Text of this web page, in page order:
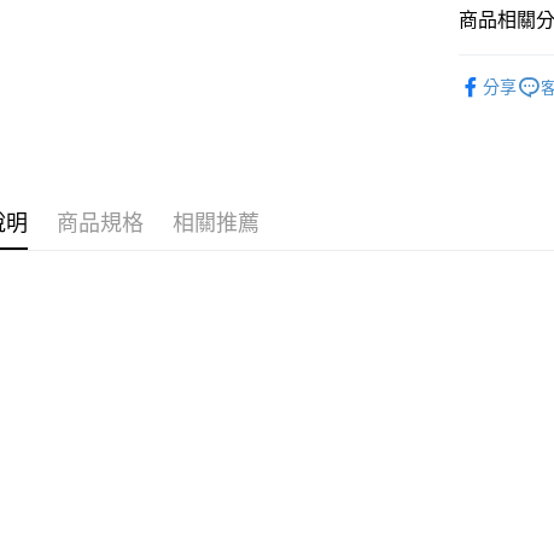
運送方式
每筆NT$70
商品相關
分享
明 商品規格 相關推薦